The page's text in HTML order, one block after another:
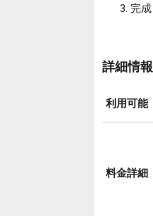
完成
詳細情報
利用可能
料金詳細